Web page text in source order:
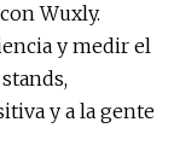
Wuxly.
y medir el
y a la gente